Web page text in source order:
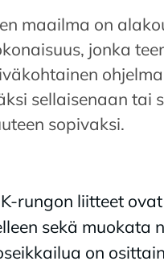
maailma on
jonka
sellaisenaan tai
sopivaksi.
run­gon liit­teet
sekä muo­ka­ta
on